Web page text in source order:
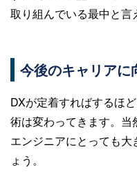
取り組んでいる最中と言
今後のキャリアに
DXが定着すればするほ
術は変わってきます。当
エンジニアにとっても
ょう。